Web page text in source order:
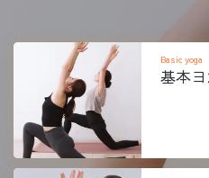
Basic yoga
基本